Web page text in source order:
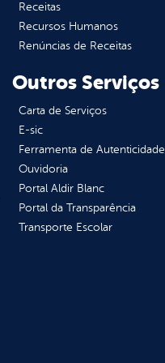
Receitas
Recursos Humanos
Renúncias de Receitas
Outros Serviços
Carta de Serviços
E-sic
Ferramenta de Autenticidade
Ouvidoria
Portal Aldir Blanc
Portal da Transparência
Transporte Escolar